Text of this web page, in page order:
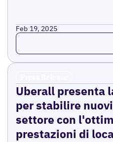
Feb 19, 2025
Read more
Uberall presenta
per stabilire
settore con
prestazioni di